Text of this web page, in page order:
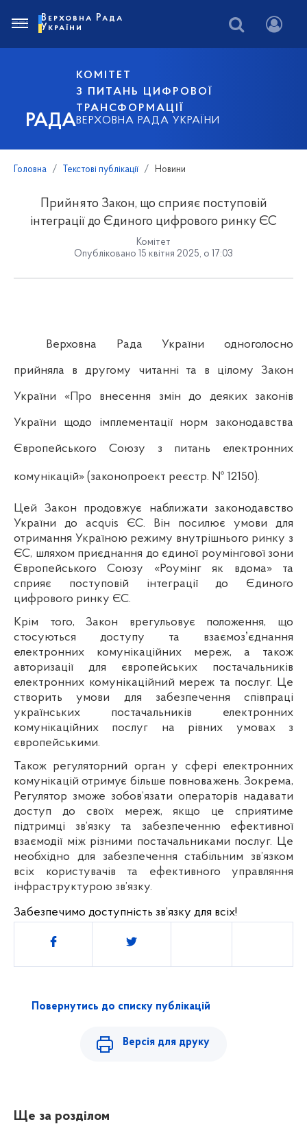
РАДА
КОМІТЕТ
З ПИТАНЬ ЦИФРОВОЇ
ТРАНСФОРМАЦІЇ
ВЕРХОВНА РАДА УКРАЇНИ
Верховна Рада
України
Головна Текстові публікації Новини
Прийнято Закон, що сприяє поступовій
інтеграції до Єдиного цифрового ринку ЄС
Комітет
Опубліковано 15 квітня 2025, о 17:03
Верховна Рада України одноголосно
прийняла в другому читанні та в цілому Закон
України «Про внесення змін до деяких законів
України щодо імплементації норм законодавства
Європейського Союзу з питань електронних
комунікацій» (законопроект реєстр. № 12150).
Цей Закон продовжує наближати законодавство
України до acquis ЄС. Він посилює умови для
отримання Україною режиму внутрішнього ринку з
ЄС, шляхом приєднання до єдиної роумінгової зони
Європейського Союзу «Роумінг як вдома»
та
сприяє поступовій інтеграції до Єдиного
цифрового ринку ЄС.
Крім того, Закон врегульовує положення, що
стосуються доступу та взаємозʼєднання
електронних комунікаційних мереж, а також
авторизації для європейських постачальників
електронних комунікаційний мереж та послуг. Це
створить умови для забезпечення співпраці
українських постачальників електронних
комунікаційних послуг на рівних умовах з
європейськими.
Також регуляторний орган у сфері електронних
комунікацій отримує більше повноважень. Зокрема,
Регулятор зможе зобов’язати операторів надавати
доступ до своїх мереж, якщо це сприятиме
підтримці зв’язку та забезпеченню ефективної
взаємодії між різними постачальниками послуг. Це
необхідно для забезпечення стабільним зв’язком
всіх користувачів та ефективного управляння
інфраструктурою зв’язку.
Забезпечимо доступність зв’язку для всіх!
Поділитись
Повернутись до списку публікацій
Версія для друку
Ще за розділом